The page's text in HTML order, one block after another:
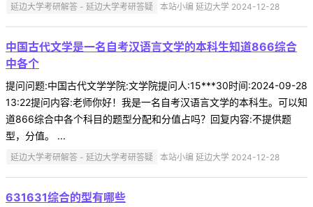
延边大学考研解答 - 延边大学考研答疑 本站小编 延边大学 2024-12-28
中国古代文学是一名自考汉语言文学的本科生知道866综合
中各个
提问问题:中国古代文学学院:文学院提问人:15***30时间:2024-09-28
13:22提问内容:老师你好！我是一名自考汉语言文学的本科生。可以知
道866综合中各个科目的题型分配和分值占吗？回复内容:不提供题
型，分值。 ...
延边大学考研解答 - 延边大学考研答疑 本站小编 延边大学 2024-12-28
631631综合的型有哪些